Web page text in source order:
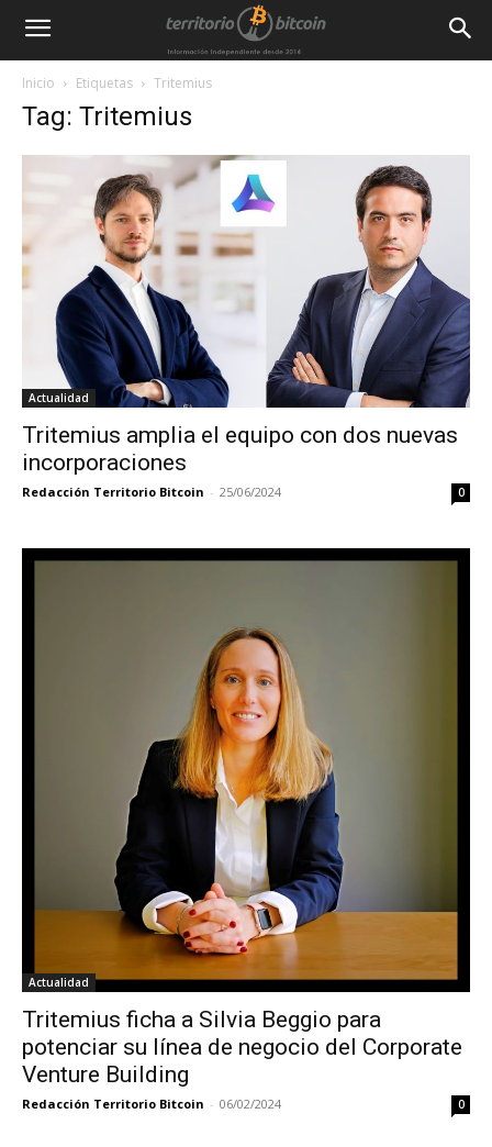
Inicio Etiquetas Tritemius
Tag: Tritemius
Actualidad
Tritemius amplia el equipo con dos nuevas
incorporaciones
Redacción Territorio Bitcoin - 25/06/2024 0
Actualidad
Tritemius ficha a Silvia Beggio para
potenciar su línea de negocio del Corporate
Venture Building
Redacción Territorio Bitcoin - 06/02/2024 0